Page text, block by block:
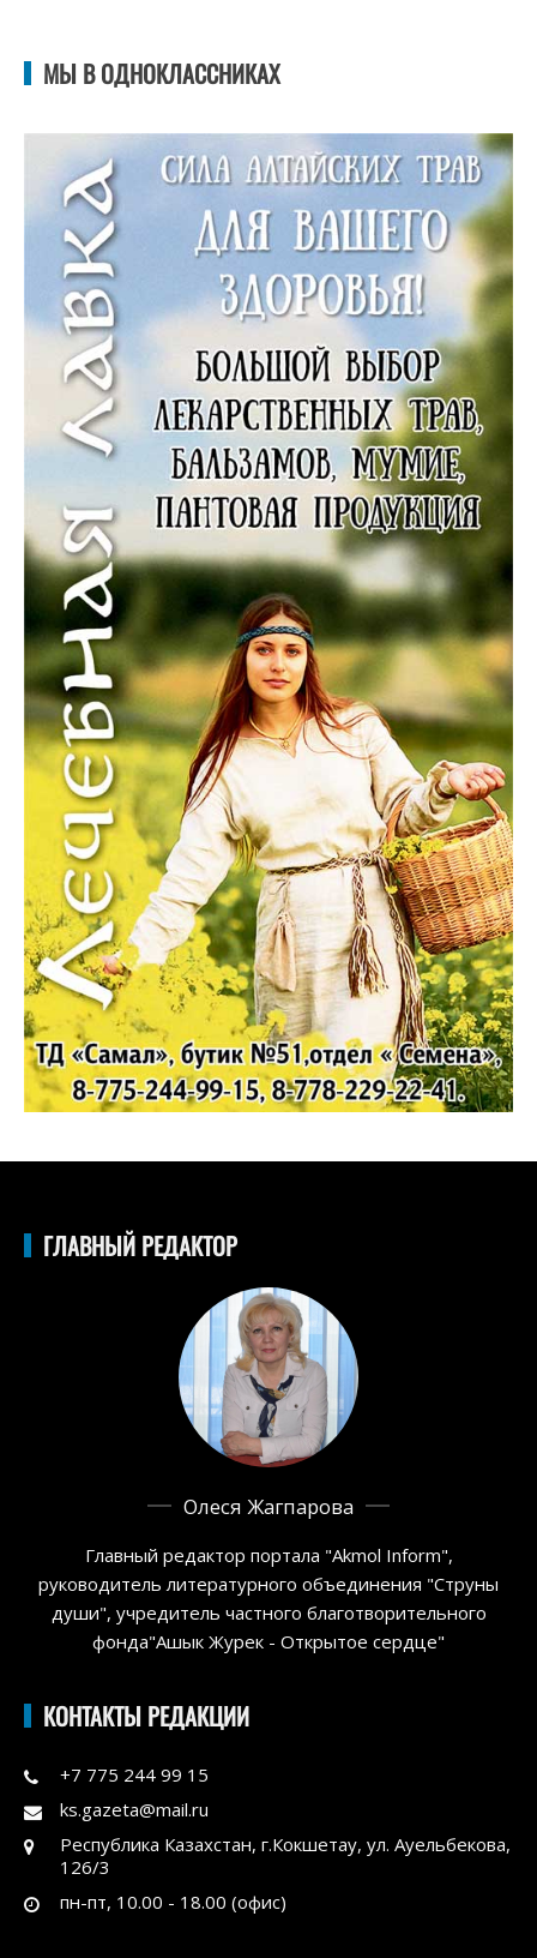
МЫ В ОДНОКЛАССНИКАХ
ГЛАВНЫЙ РЕДАКТОР
Олеся Жагпарова
Главный редактор портала "Akmol Inform",
руководитель литературного объединения "Струны
души", учредитель частного благотворительного
фонда"Ашык Журек - Открытое сердце"
КОНТАКТЫ РЕДАКЦИИ
+7 775 244 99 15
ks.gazeta@mail.ru
Республика Казахстан, г.Кокшетау, ул. Ауельбекова,
126/3
пн-пт, 10.00 - 18.00 (офис)